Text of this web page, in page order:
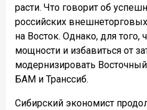
расти. Что говорит об
российских
на Восток. Однако, для того,
мощности и избавиться от
модернизировать
БАМ и Транссиб.
Сибирский экономист